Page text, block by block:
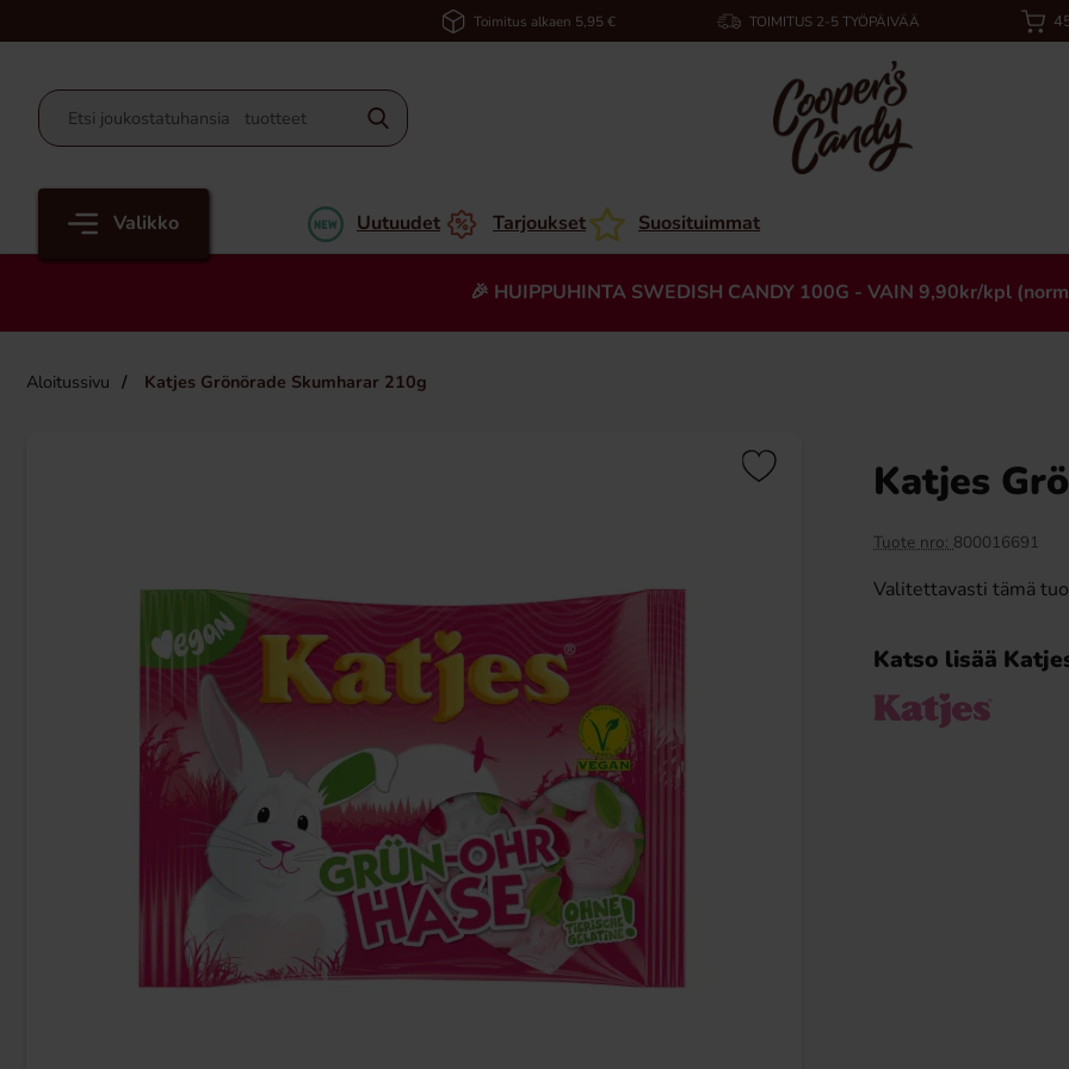
Toimitus alkaen 5,95 € TOIMITUS 2-5 TYÖPÄIVÄÄ
Valikko Uutuudet Tarjoukset Suosituimmat
🎉 HUIPPUHINTA SWEDISH CANDY 100G - VAIN 9,90kr/kpl
Aloitussivu Katjes Grönörade Skumharar 210g
Toppie Wax Candy Astronaut Blåbär
40g
4 EUR
Ronny & Ragge Butt Crackers Chips
Doftgran 150g
3.29 EUR
Osta
Katjes
Tuote nro: 800016691
Valitettavasti tämä
Katso lisää